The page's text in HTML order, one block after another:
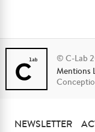
© C-Lab
Mentions
NEWSLETTER